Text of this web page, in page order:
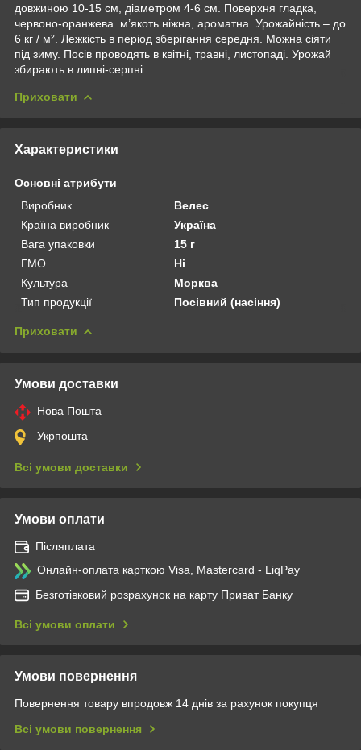
довжиною 10-15 см, діаметром 4-6 см. Поверхня гладка,
червоно-оранжева. м’якоть ніжна, ароматна. Урожайність – до
6 кг / м². Лежкість в період зберігання середня. Можна сіяти
під зиму. Посів проводять в квітні, травні, листопаді. Урожай
збирають в липні-серпні.
Приховати
Характеристики
Основні атрибути
Виробник
Велес
Країна виробник
Україна
Вага упаковки
15 г
ГМО
Ні
Культура
Морква
Тип продукції
Посівний (насіння)
Приховати
Умови доставки
Нова Пошта
Укрпошта
Всі умови доставки
Умови оплати
Післяплата
Онлайн-оплата карткою Visa, Mastercard - LiqPay
Безготівковий розрахунок на карту Приват Банку
Всі умови оплати
Умови повернення
Повернення товару впродовж 14 днів за рахунок покупця
Всі умови повернення